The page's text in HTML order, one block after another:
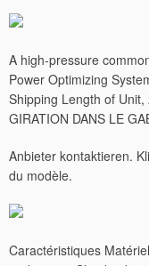
A high-pressure
Power Optimizing
Shipping Length of
GIRATION DANS LE
Anbieter kontaktieren.
du modèle.
Caractéristiques